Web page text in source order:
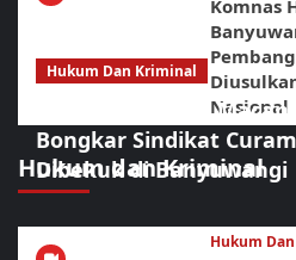
Komnas
Nasional
Hukum dan Kriminal
Hukum Dan Kriminal
Sikat Habis! URC
Bongkar Sindikat
Dibekuk di Banyuwangi
Hukum